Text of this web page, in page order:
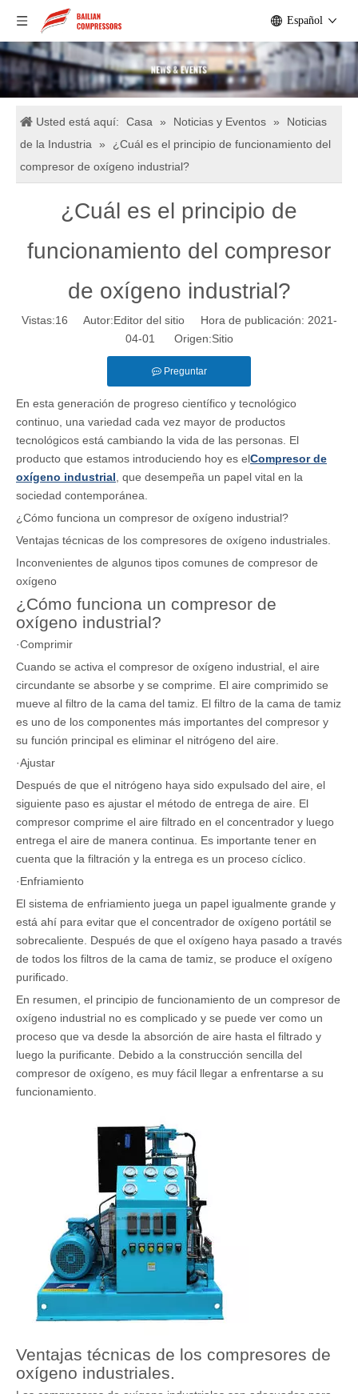
Español
Usted está aquí: Casa » Noticias y Eventos »
Noticias
de la Industria
»
¿Cuál es el principio de funcionamiento del
compresor de oxígeno industrial?
¿Cuál es el principio de
funcionamiento del compresor
de oxígeno industrial?
Vistas:16 Autor:Editor del sitio Hora de publicación: 2021-
04-01 Origen:Sitio
Preguntar
En esta generación de progreso científico y tecnológico
continuo, una variedad cada vez mayor de productos
tecnológicos está cambiando la vida de las personas. El
producto que estamos introduciendo hoy es elCompresor de
oxígeno industrial , que desempeña un papel vital en la
sociedad contemporánea.
¿Cómo funciona un compresor de oxígeno industrial?
Ventajas técnicas de los compresores de oxígeno industriales.
Inconvenientes de algunos tipos comunes de compresor de
oxígeno
¿Cómo funciona un compresor de
oxígeno industrial?
·Comprimir
Cuando se activa el compresor de oxígeno industrial, el aire
circundante se absorbe y se comprime. El aire comprimido se
mueve al filtro de la cama del tamiz. El filtro de la cama de tamiz
es uno de los componentes más importantes del compresor y
su función principal es eliminar el nitrógeno del aire.
·Ajustar
Después de que el nitrógeno haya sido expulsado del aire, el
siguiente paso es ajustar el método de entrega de aire. El
compresor comprime el aire filtrado en el concentrador y luego
entrega el aire de manera continua. Es importante tener en
cuenta que la filtración y la entrega es un proceso cíclico.
·Enfriamiento
El sistema de enfriamiento juega un papel igualmente grande y
está ahí para evitar que el concentrador de oxígeno portátil se
sobrecaliente. Después de que el oxígeno haya pasado a través
de todos los filtros de la cama de tamiz, se produce el oxígeno
purificado.
En resumen, el principio de funcionamiento de un compresor de
oxígeno industrial no es complicado y se puede ver como un
proceso que va desde la absorción de aire hasta el filtrado y
luego la purificante. Debido a la construcción sencilla del
compresor de oxígeno, es muy fácil llegar a enfrentarse a su
funcionamiento.
Ventajas técnicas de los compresores de
oxígeno industriales.